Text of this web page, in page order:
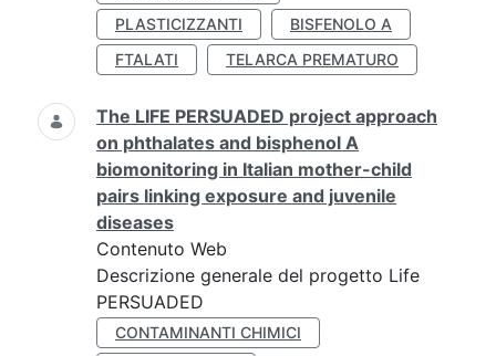
PLASTICIZZANTI
BISFENOLO A
FTALATI
TELARCA PREMATURO
The LIFE PERSUADED project approach
on phthalates and bisphenol A
biomonitoring in Italian mother-child
pairs linking exposure and juvenile
diseases
Contenuto Web
Descrizione generale del progetto Life
PERSUADED
CONTAMINANTI CHIMICI